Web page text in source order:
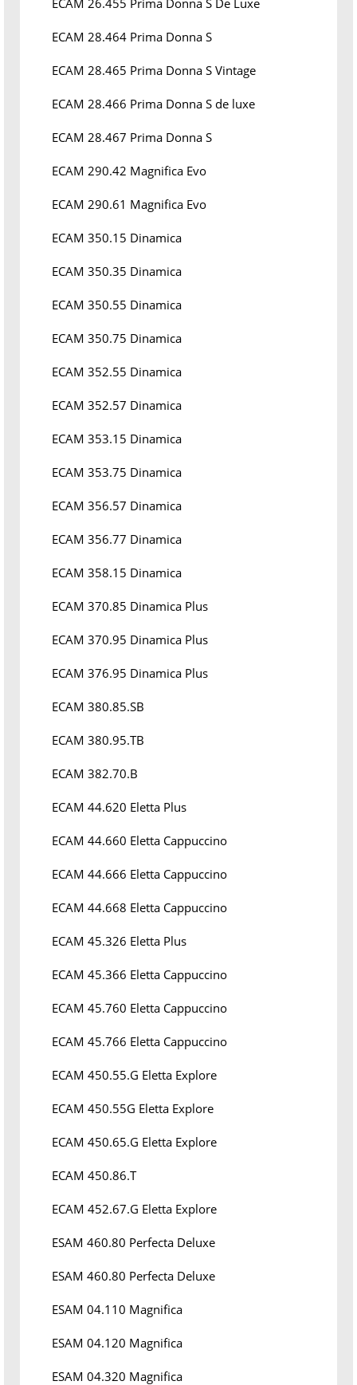
ECAM 26.455 Prima Donna S De Luxe
ECAM 28.464 Prima Donna S
ECAM 28.465 Prima Donna S Vintage
ECAM 28.466 Prima Donna S de luxe
ECAM 28.467 Prima Donna S
ECAM 290.42 Magnifica Evo
ECAM 290.61 Magnifica Evo
ECAM 350.15 Dinamica
ECAM 350.35 Dinamica
ECAM 350.55 Dinamica
ECAM 350.75 Dinamica
ECAM 352.55 Dinamica
ECAM 352.57 Dinamica
ECAM 353.15 Dinamica
ECAM 353.75 Dinamica
ECAM 356.57 Dinamica
ECAM 356.77 Dinamica
ECAM 358.15 Dinamica
ECAM 370.85 Dinamica Plus
ECAM 370.95 Dinamica Plus
ECAM 376.95 Dinamica Plus
ECAM 380.85.SB
ECAM 380.95.TB
ECAM 382.70.B
ECAM 44.620 Eletta Plus
ECAM 44.660 Eletta Cappuccino
ECAM 44.666 Eletta Cappuccino
ECAM 44.668 Eletta Cappuccino
ECAM 45.326 Eletta Plus
ECAM 45.366 Eletta Cappuccino
ECAM 45.760 Eletta Cappuccino
ECAM 45.766 Eletta Cappuccino
ECAM 450.55.G Eletta Explore
ECAM 450.55G Eletta Explore
ECAM 450.65.G Eletta Explore
ECAM 450.86.T
ECAM 452.67.G Eletta Explore
ESAM 460.80 Perfecta Deluxe
ESAM 460.80 Perfecta Deluxe
ESAM 04.110 Magnifica
ESAM 04.120 Magnifica
ESAM 04.320 Magnifica